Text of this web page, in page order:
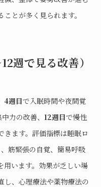
とが多く見られます。
週で見る改善）
4週目で入眠時間や夜間覚
力の改善、 12週目で慢性
きます。評価指標は睡眠ロ
筋緊張の自覚、簡易呼吸
用います。効果が乏しい場
し、心理療法や薬物療法の